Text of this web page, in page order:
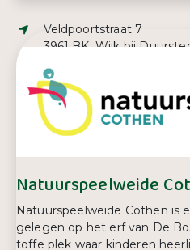
Adres:
Veldpoortstraat 7
3961 BK, Wijk bij
E-mailadres:
Telefoonnummer:
0343 57 73 13
Natuurspeelweide
Natuurspeelweide Cothen is
gelegen op het erf van De
toffe plek waar kinderen